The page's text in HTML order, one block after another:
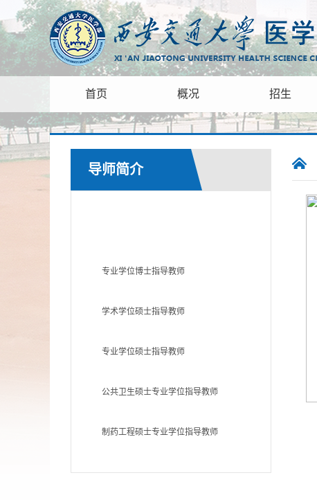
首页 概况 招生
导师简介
专业学位博士指导教师
学术学位硕士指导教师
专业学位硕士指导教师
公共卫生硕士专业学位指导教师
制药工程硕士专业学位指导教师